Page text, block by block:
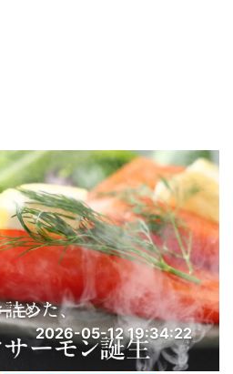
モン
2026-05-12 19:34:22